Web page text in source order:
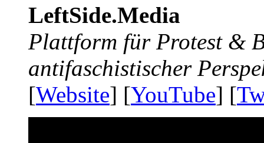
LeftSide.Media
Plattform für Protest &
antifaschistischer
[Website] [YouTube] [